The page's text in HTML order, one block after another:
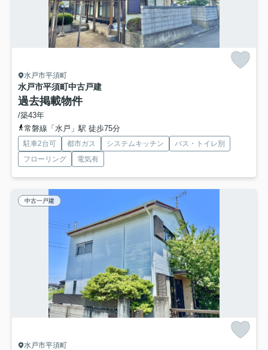
水戸市平須町
水戸市平須町中古戸建
過去掲載物件
/築43年
常磐線「水戸」駅 徒歩75分
駐車2台可 都市ガス システムキッチン
バス・トイレ別
フローリング
電気有
中古一戸建
水戸市平須町